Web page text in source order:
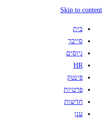
Skip to content
בית
סייבר
גיוסים
HR
פינטק
פרטיות
חדשות
ענן